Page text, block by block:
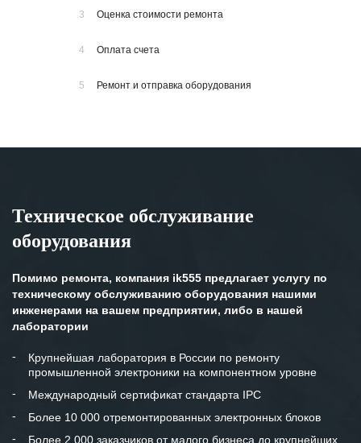
3 Оценка стоимости ремонта
4 Оплата счета
5 Ремонт и отправка оборудования
Техническое обслуживание
оборудования
Помимо ремонта, компания ik555 предлагает услугу по
техническому обслуживанию оборудования нашими
инженерами на вашем предприятии, либо в нашей
лаборатории
Крупнейшая лаборатория в России по ремонту
промышленной электроники на компонентном уровне
Международный сертификат стандарта IPC
Более 10 000 отремонтированных электронных блоков
Более 2 000 заказчиков от малого бизнеса до крупнейших